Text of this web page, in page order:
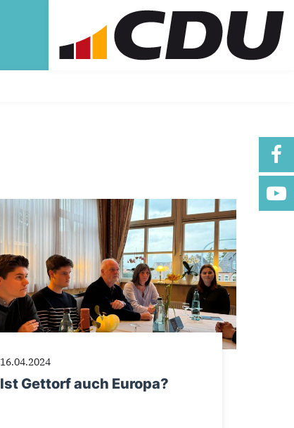
16.04.2024
Ist Gettorf auch Europa?